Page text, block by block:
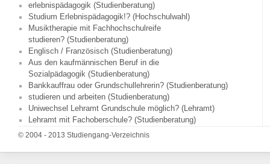
erlebnispädagogik (Studienberatung)
Studium Erlebnispädagogik!? (Hochschulwahl)
Musiktherapie mit Fachhochschulreife
studieren? (Studienberatung)
Englisch / Französisch (Studienberatung)
Aus den kaufmännischen Beruf in die
Sozialpädagogik (Studienberatung)
Bankkauffrau oder Grundschullehrerin? (Studienberatung)
studieren und arbeiten (Studienberatung)
Uniwechsel Lehramt Grundschule möglich? (Lehramt)
Lehramt mit Fachoberschule? (Studienberatung)
© 2004 - 2013 Studiengang-Verzeichnis